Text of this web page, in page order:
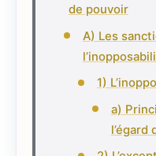
de pouvoir
A) Les
1)
a)
l’égard